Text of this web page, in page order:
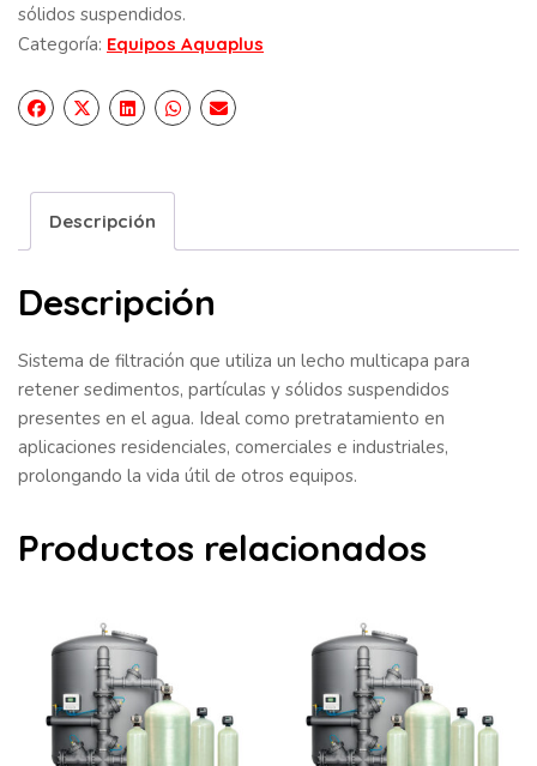
sólidos suspendidos.
Categoría: Equipos Aquaplus
Descripción
Descripción
Sistema de filtración que utiliza un lecho multicapa para
retener sedimentos, partículas y sólidos suspendidos
presentes en el agua. Ideal como pretratamiento en
aplicaciones residenciales, comerciales e industriales,
prolongando la vida útil de otros equipos.
Productos relacionados